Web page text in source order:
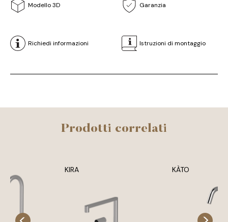
Modello 3D Garanzia
Richiedi informazioni Istruzioni di montaggio
Prodotti correlati
KIRA KÀTO